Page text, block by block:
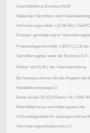
Geschäftsführer:Eckehard Wolf
Status des Vermittlers nach
Versicherungsmakler n.§ 34d Abs.1
Dresden, gemeldet und im
Finanzanlagenvermittler n.§34 f (1,2,3)
Vermittlerregister unter der Nummer D-F-
Makler nach § 34 c der Gewerbeordnung
Bei Interesse können Sie die Angaben bei
Handelskammertag e.V.
Breite Straße 29 10178 Berlin Tel.: 0180-
€/Anrufhttp://www.vermittlerregister.info
Schlichtungsstellen für außergerichtliche
Versicherungsombudsmann e.V.